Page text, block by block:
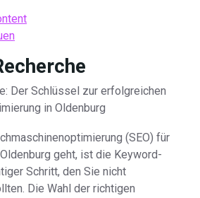
Der Schlüssel zur erfolgreichen
in Oldenburg
(SEO) für
geht, ist die Keyword-
Schritt, den Sie nicht
Die Wahl der richtigen